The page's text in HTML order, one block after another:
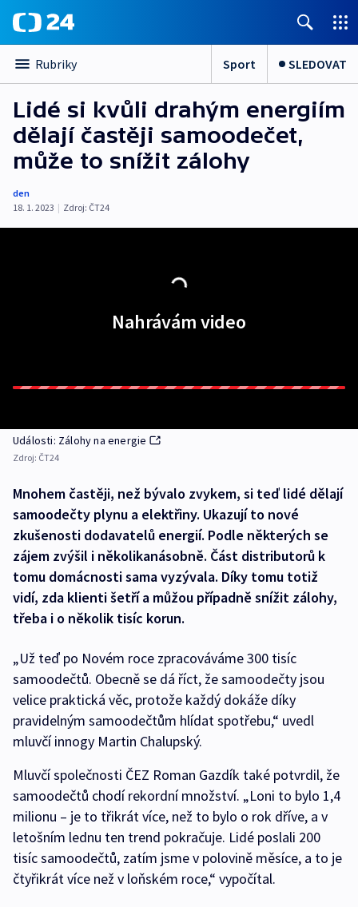
Rubriky Sport SLEDOVAT
Lidé si kvůli drahým energiím
dělají častěji samoodečet,
může to snížit zálohy
den
18. 1. 2023 | Zdroj: ČT24
Nahrávám video
Události: Zálohy na energie
Zdroj: ČT24
Mnohem častěji, než bývalo zvykem, si teď lidé dělají
samoodečty plynu a elektřiny. Ukazují to nové
zkušenosti dodavatelů energií. Podle některých se
zájem zvýšil i několikanásobně. Část distributorů k
tomu domácnosti sama vyzývala. Díky tomu totiž
vidí, zda klienti šetří a můžou případně snížit zálohy,
třeba i o několik tisíc korun.
„Už teď po Novém roce zpracováváme 300 tisíc
samoodečtů. Obecně se dá říct, že samoodečty jsou
velice praktická věc, protože každý dokáže díky
pravidelným samoodečtům hlídat spotřebu,“ uvedl
mluvčí innogy Martin Chalupský.
Mluvčí společnosti ČEZ Roman Gazdík také potvrdil, že
samoodečtů chodí rekordní množství. „Loni to bylo 1,4
milionu – je to třikrát více, než to bylo o rok dříve, a v
letošním lednu ten trend pokračuje. Lidé poslali 200
tisíc samoodečtů, zatím jsme v polovině měsíce, a to je
čtyřikrát více než v loňském roce,“ vypočítal.